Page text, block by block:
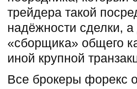
трейдера такой
надёжности сделки, а
«сборщика» общего
иной крупной
Все брокеры форекс